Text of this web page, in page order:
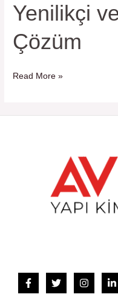
Yenilikçi
Çözüm
Kimyasalları’ndan
ve
Dayanıklı
Read More »